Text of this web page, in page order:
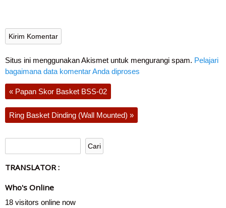
Situs ini menggunakan Akismet untuk mengurangi spam. Pelajari
bagaimana data komentar Anda diproses
« Papan Skor Basket BSS-02
Ring Basket Dinding (Wall Mounted) »
TRANSLATOR :
Who's Online
18 visitors online now